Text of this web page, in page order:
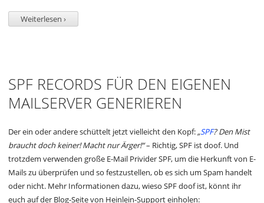
Weiterlesen ›
SPF RECORDS FÜR DEN EIGENEN
MAILSERVER GENERIEREN
Der ein oder andere schüttelt jetzt vielleicht den Kopf:„SPF? Den Mist
braucht doch keiner! Macht nur Ärger!“– Richtig, SPF ist doof. Und
trotzdem verwenden große E-Mail Privider SPF, um die Herkunft von E-
Mails zu überprüfen und so festzustellen, ob es sich um Spam handelt
oder nicht. Mehr Informationen dazu, wieso SPF doof ist, könnt ihr
euch auf der Blog-Seite von Heinlein-Support einholen: